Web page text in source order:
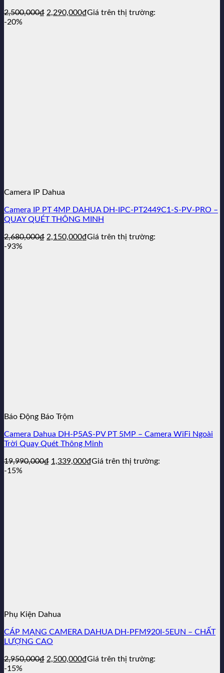
2,500,000₫ Giá
2,290,000₫Giá
Giá trên thị trường:
-20%
Camera IP Dahua
Camera IP PT 4MP DAHUA DH-IPC-PT2449C1-S-PV-PRO –
QUAY QUÉT THÔNG MINH
2,680,000₫ Giá
2,150,000₫Giá
Giá trên thị trường:
-93%
Báo Động Báo Trộm
Camera Dahua DH-P5AS-PV PT 5MP – Camera WiFi Ngoài
Trời Quay Quét Thông Minh
19,990,000₫ Giá
1,339,000₫Giá
Giá trên thị trường:
-15%
Phụ Kiện Dahua
CÁP MẠNG CAMERA DAHUA DH-PFM920I-5EUN – CHẤT
LƯỢNG CAO
2,950,000₫ Giá
2,500,000₫Giá
Giá trên thị trường:
-15%